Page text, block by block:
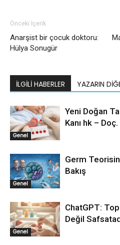
Önceki İçerik
Anarşist bir çocuk doktoru:
Hülya Sonugür
İLGILI HABERLER YAZARIN
Genel
Yeni Doğan
Kanı hk –
Genel
Germ
Bakış
Genel
ChatGPT:
Değil